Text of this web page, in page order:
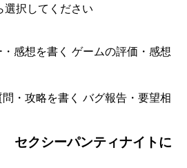
選択してください
感想を書く ゲームの評価・感想
・攻略を書く バグ報告・要望相
セクシーパンティナイトに